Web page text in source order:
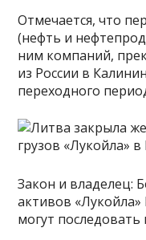
Отмечается, что
(нефть и
ним компаний,
из России в
переходного
Закон и владелец:
активов
могут